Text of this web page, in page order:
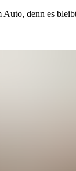
denn es